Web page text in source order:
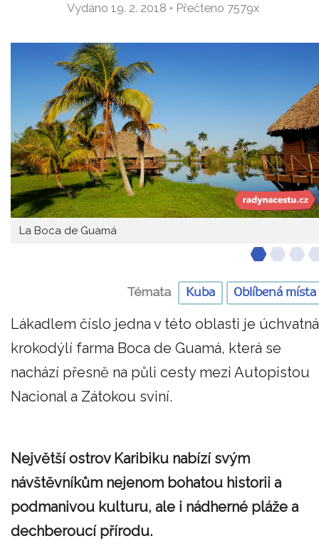
Vydáno 19. 2. 2018 • Přečteno 7579x
La Boca de Guamá
Témata Kuba Oblíbená místa
Lákadlem číslo jedna v této oblasti je úchvatná
krokodýlí farma Boca de Guamá, která se
nachází přesně na půli cesty mezi Autopistou
Nacional a Zátokou sviní.
Největší ostrov Karibiku nabízí svým
návštěvníkům nejenom bohatou historii a
podmanivou kulturu, ale i nádherné pláže a
dechberoucí přírodu.